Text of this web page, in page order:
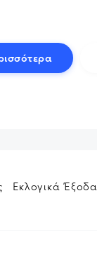
Εκλογικά Έξοδα